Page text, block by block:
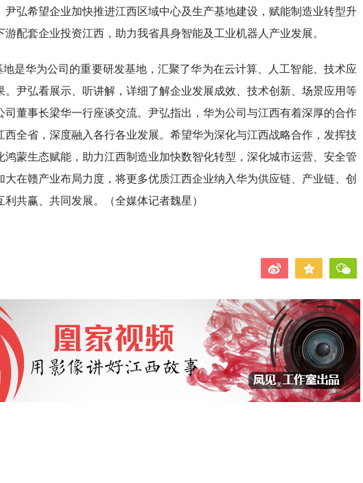
尹弘希望企业加快推进江西区域中心及生产基地建设，赋能制造业转型升
游配套企业投资江西，助力我省具身智能及工业机器人产业发展。
是华为公司的重要研发基地，汇聚了华为在云计算、人工智能、技术应
。尹弘看展示、听讲解，详细了解企业发展成效、技术创新、场景应用等
司董事长梁华一行座谈交流。尹弘指出，华为公司与江西有着深厚的合作
西全省，深度融入各行各业发展。希望华为深化与江西战略合作，发挥技
鸿蒙生态赋能，助力江西制造业加快数智化转型，深化城市运营、安全管
大在赣产业布局力度，将更多优质江西企业纳入华为供应链、产业链、创
利共赢、共同发展。（全媒体记者魏星）